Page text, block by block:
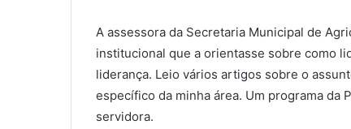
A assessora da Secretaria Municipal de
institucional que a orientasse sobre como
liderança. Leio vários artigos sobre o
específico da minha área. Um programa da
servidora.